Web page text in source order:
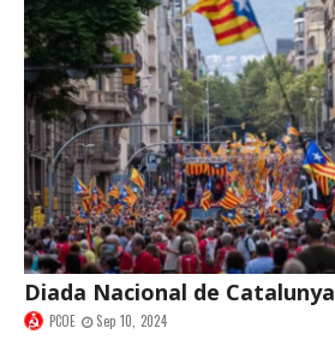
Diada Nacional de Catalunya
PCOE Sep 10, 2024